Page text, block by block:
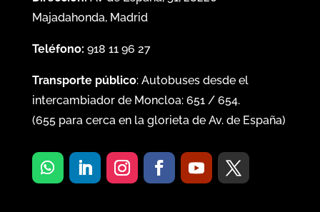
Majadahonda, Madrid
Teléfono: 918 11 96 27
Transporte público: Autobuses desde el
intercambiador de Moncloa: 651/ 654.
(655para cerca en la glorieta de Av. de España)